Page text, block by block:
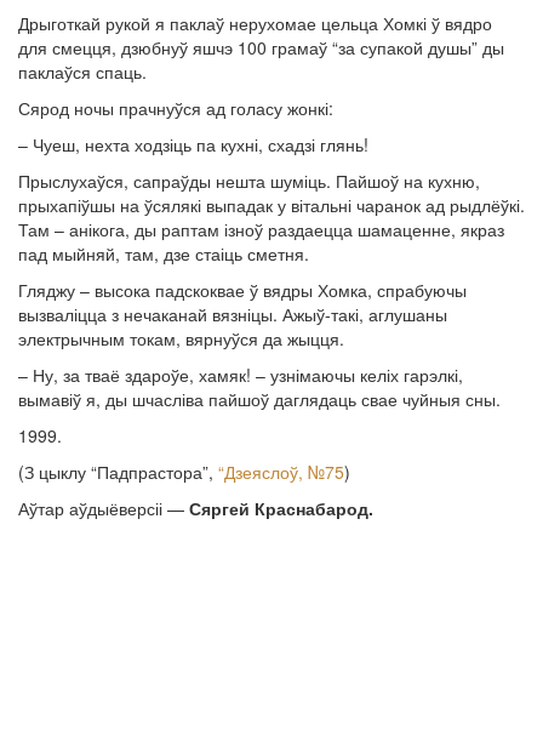
Дрыготкай рукой я паклаў нерухомае цельца Хомкі ў вядро
для смецця, дзюбнуў яшчэ 100 грамаў “за супакой душы” ды
паклаўся спаць.
Сярод ночы прачнуўся ад голасу жонкі:
– Чуеш, нехта ходзіць па кухні, схадзі глянь!
Прыслухаўся, сапраўды нешта шуміць. Пайшоў на кухню,
прыхапіўшы на ўсялякі выпадак у вітальні чаранок ад рыдлёўкі.
Там – анікога, ды раптам ізноў раздаецца шамаценне, якраз
пад мыйняй, там, дзе стаіць сметня.
Гляджу – высока падскоквае ў вядры Хомка, спрабуючы
вызваліцца з нечаканай вязніцы. Ажыў-такі, аглушаны
электрычным токам, вярнуўся да жыцця.
– Ну, за тваё здароўе, хамяк! – узнімаючы келіх гарэлкі,
вымавіў я, ды шчасліва пайшоў даглядаць свае чуйныя сны.
1999.
(З цыклу “Падпрастора”, “Дзеяслоў, №75)
Аўтар аўдыёверсіі — Сяргей Краснабарод.